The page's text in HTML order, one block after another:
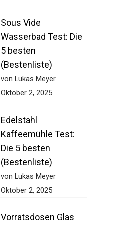
Sous Vide
Wasserbad Test: Die
5 besten
(Bestenliste)
von Lukas Meyer
Oktober 2, 2025
Edelstahl
Kaffeemühle Test:
Die 5 besten
(Bestenliste)
von Lukas Meyer
Oktober 2, 2025
Vorratsdosen Glas